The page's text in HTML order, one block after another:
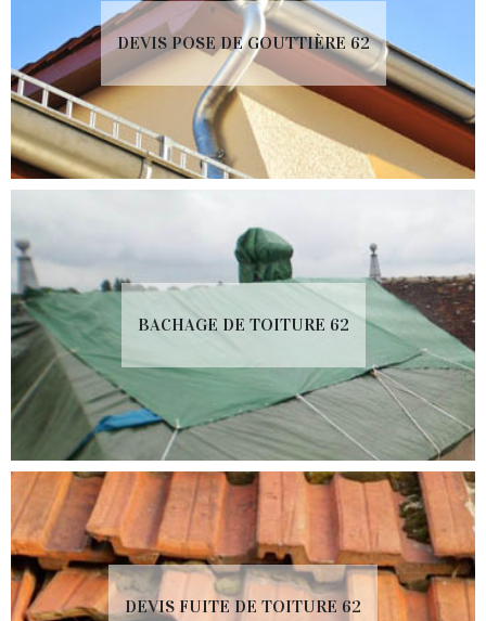
DEVIS POSE DE GOUTTIÈRE 62
BACHAGE DE TOITURE 62
DEVIS FUITE DE TOITURE 62